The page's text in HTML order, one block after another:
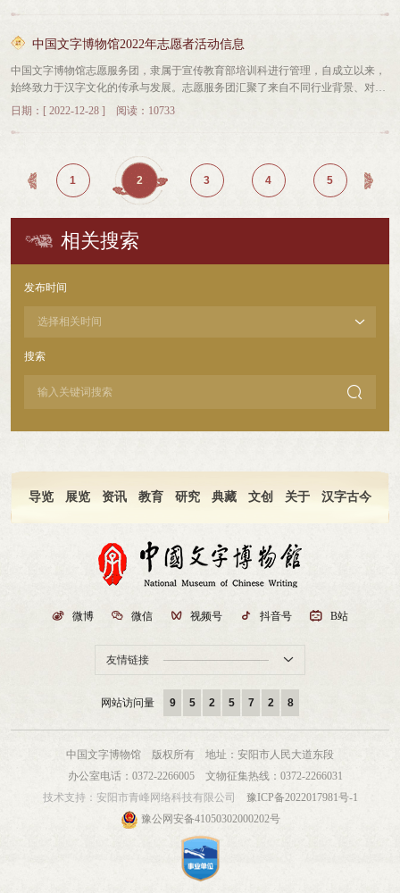
专家，将自身擅长的专业知识讲授给志愿者们，拓展了志愿者的眼界，提高了志
中国文字博物馆2022年志愿者活动信息
中国文字博物馆志愿服务团，隶属于宣传教育部培训科进行管理，自成立以来，
始终致力于汉字文化的传承与发展。志愿服务团汇聚了来自不同行业背景、对公
益事业及文博事业充满热情的人士，涵盖了教师、企事业单位在职人员、退休人
传播中国文字文化的使者。志愿服务团现有志愿者148人，志愿者分为讲解、公
众服务、摄影等类型，在馆内为观众提供义务讲解、咨询、引领、存包等服务，
配合馆内开展进校园、进社区、社教活动等各类活动。志愿服务团继续按照既定
的时间表，为观众提供定时免费讲解服务。周二至周五的10:00、15:00，周末和
供公益讲解服务。2022年，中国文字博物馆志愿服务团为观众提供讲解、咨询、
广”志愿服务项目案例荣获2022年度全国博物馆志愿服务典型案例。
日期：[ 2022-12-28 ] 阅读：10733
1 2 3 4 5
相关搜索
发布时间
搜索

导览 展览 资讯 教育 研究 典藏 文创 关于 汉字古今
友情链接 
 微博  微信  视频号  抖音号  B站
网站访问量 9 5 2 5 7 2 8
中国文字博物馆 版权所有 地址：安阳市人民大道东段
办公室电话：0372-2266005 文物征集热线：0372-2266031
技术支持： 安阳市青峰网络科技有限公司
豫ICP备2022017981号-1
豫公网安备41050302000202号